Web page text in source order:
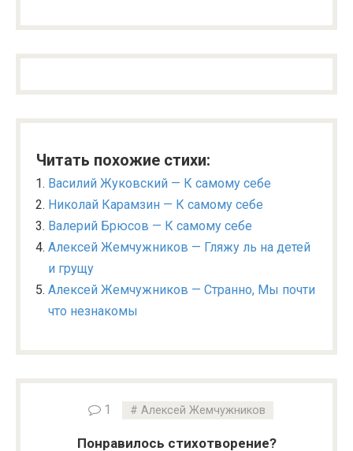
Читать похожие стихи:
Василий Жуковский — К самому себе
Николай Карамзин — К самому себе
Валерий Брюсов — К самому себе
Алексей Жемчужников — Гляжу ль на детей
и грущу
Алексей Жемчужников — Странно, Мы почти
что незнакомы
1 Алексей Жемчужников
Понравилось стихотворение?